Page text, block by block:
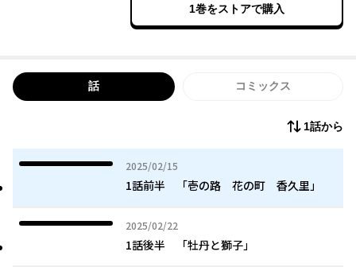
1巻をストアで購入
話 コミックス
1話から
2025/02/15
2025年02月15日
1話前半 「壱の路 花の町 香久里」
2025/02/22
2025年02月22日
1話後半 「牡丹と獅子」